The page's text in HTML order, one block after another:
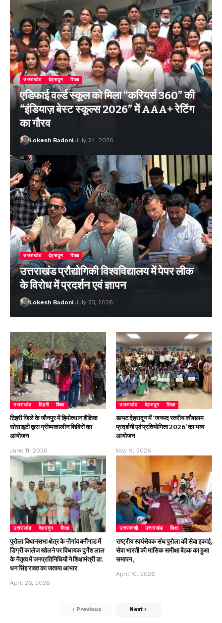
उत्तराखंड देहरादून शिक्षा
एडिफाई वर्ल्ड स्कूल को मिला “करियर्स 360” की
“इंडियाज़ बेस्ट स्कूल्स 2026” में AAA+ रेटिंग
का गौरव
Lokesh Badoni July 24, 2026
उत्तराखंड देहरादून शिक्षा
उत्तराखंड प्रौद्योगिकी विश्वविद्यालय में पेपर लीक
के विरोध में प्रदर्शन एवं ज्ञापन
Lokesh Badoni July 23, 2026
उत्तराखंड टिहरी शिक्षा
टिहरी जिले के जौनपुर में हिमोत्थान शैक्षिक
सोसाइटी द्वारा ग्रीष्मकालीन शिविरों का
आयोजन
June 11, 2026
उत्तराखंड देहरादून शिक्षा
डायट देहरादून में ‘जनपद स्तरीय कौशलम
प्रदर्शनी एवं प्रतियोगिता 2026’ का भव्य
आयोजन
May 9, 2026
उत्तराखंड देहरादून शिक्षा
पुरोला विधानसभा क्षेत्र के नौगांव बर्नीगाड में
डिग्री कालेज खोलने पर विधायक दुर्गेश लाल
के नैतृत्व में जनप्रतिनिधियों ने शिक्षामंत्री डा.
धन सिंह रावत का जताया आभार
April 26, 2026
उत्तरकाशी उत्तराखंड शिक्षा
राष्ट्रीय स्वयंसेवक संघ पुरोला की सेवा इकाई,
सेवा भारती की मासिक समीक्षा बैठक का हुआ
समापन ,
April 10, 2026
Previous Next